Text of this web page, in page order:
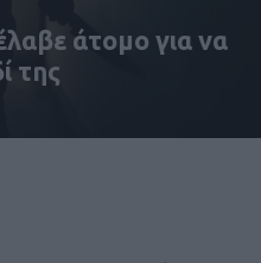
άτομο για να
της